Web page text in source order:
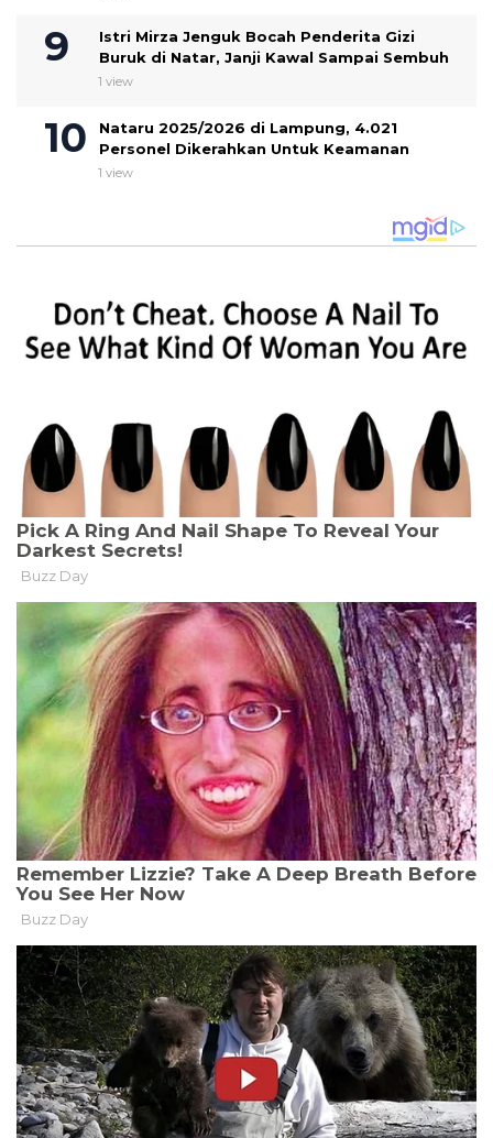
Istri Mirza Jenguk Bocah Penderita Gizi
Buruk di Natar, Janji Kawal Sampai Sembuh
1 view
Nataru 2025/2026 di Lampung, 4.021
Personel Dikerahkan Untuk Keamanan
1 view